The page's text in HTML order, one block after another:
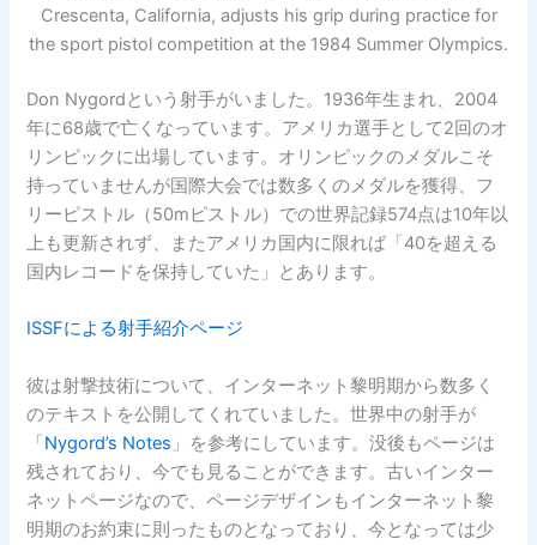
Crescenta, California, adjusts his grip during practice for
the sport pistol competition at the 1984 Summer Olympics.
Don Nygordという射手がいました。1936年生まれ、2004
年に68歳で亡くなっています。アメリカ選手として2回のオ
リンピックに出場しています。オリンピックのメダルこそ
持っていませんが国際大会では数多くのメダルを獲得、フ
リーピストル（50mピストル）での世界記録574点は10年以
上も更新されず、またアメリカ国内に限れば「40を超える
国内レコードを保持していた」とあります。
ISSFによる射手紹介ページ
彼は射撃技術について、インターネット黎明期から数多く
のテキストを公開してくれていました。世界中の射手が
「Nygord’s Notes 」を参考にしています。没後もページは
残されており、今でも見ることができます。古いインター
ネットページなので、ページデザインもインターネット黎
明期のお約束に則ったものとなっており、今となっては少